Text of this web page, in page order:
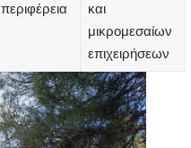
περιφέρεια
και
μικρομεσαίων
επιχειρήσεων